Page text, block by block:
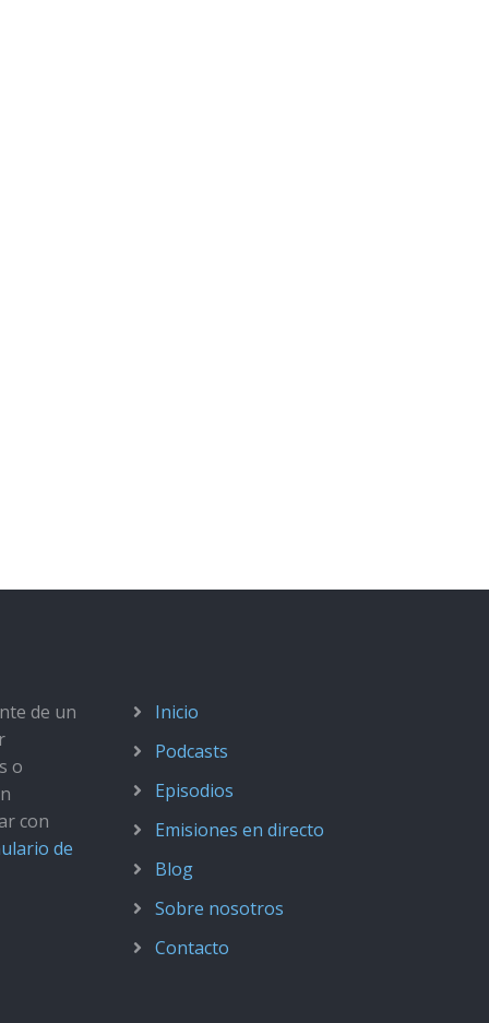
de un
o
con
de
Inicio
Podcasts
Episodios
Emisiones en directo
Blog
Sobre nosotros
Contacto